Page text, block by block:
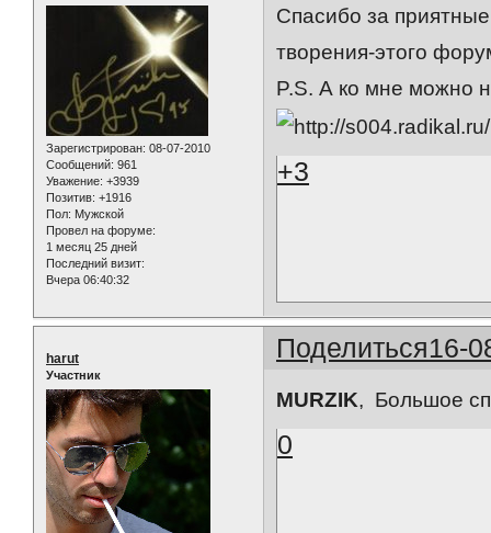
Зарегистрирован: 08-07-2010
Сообщений: 961
Уважение: +3939
Позитив: +1916
Пол: Мужской
Провел на форуме:
1 месяц 25 дней
Последний визит:
Вчера 06:40:32
Спасибо за
творения-этого
P.S. А ко мне можно
+3
Поделиться16-
harut
Участник
MURZIK, Большое
0